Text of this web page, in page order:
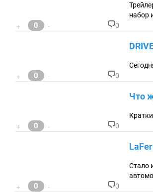
ри
ев
набор
+
0 -
К
та
ри
0
+
0 -
К
та
ри
0
Что
+
0 -
К
ри
ев
0
Стало
+
0 -
К
0